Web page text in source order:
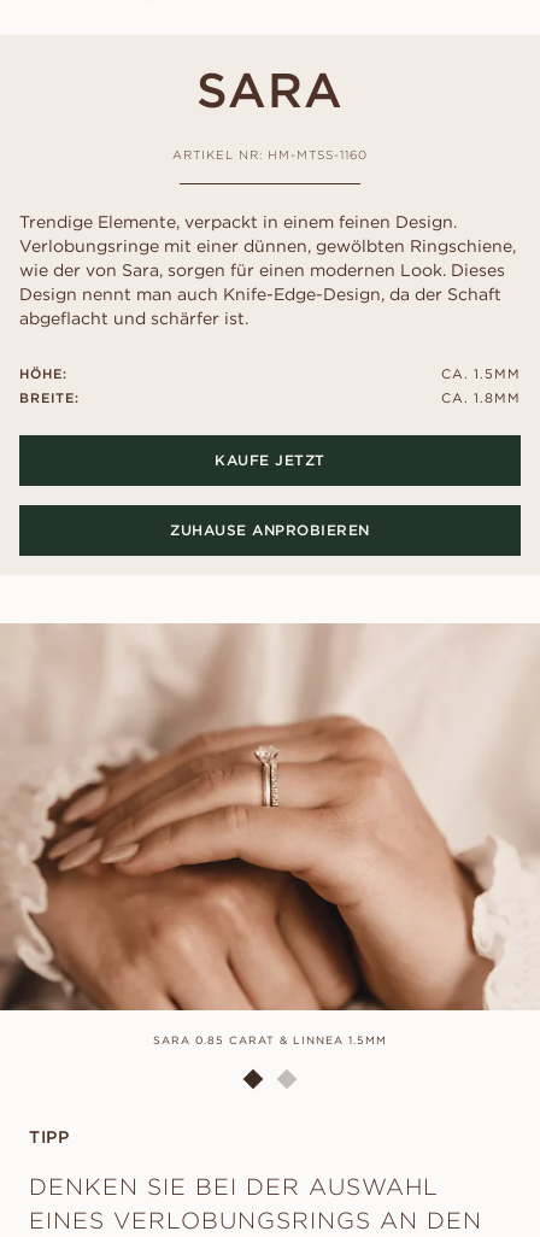
SARA
ARTIKEL NR: HM-MTSS-1160
Trendige Elemente, verpackt in einem feinen Design.
Verlobungsringe mit einer dünnen, gewölbten Ringschiene,
wie der von Sara, sorgen für einen modernen Look. Dieses
Design nennt man auch Knife-Edge-Design, da der Schaft
abgeflacht und schärfer ist.
HÖHE:
BREITE:
CA. 1.5MM
CA. 1.8MM
KAUFE JETZT
ZUHAUSE ANPROBIEREN
SARA 0.85 CARAT & LINNEA 1.5MM
TIPP
DENKEN SIE BEI DER AUSWAHL
EINES VERLOBUNGSRINGS AN DEN